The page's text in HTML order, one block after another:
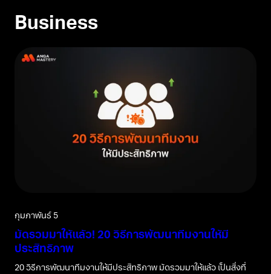
Business
กุมภาพันธ์ 5
มัดรวมมาให้แล้ว! 20 วิธีการพัฒนาทีมงานให้มี
ประสิทธิภาพ
20 วิธีการพัฒนาทีมงานให้มีประสิทธิภาพ มัดรวมมาให้แล้ว เป็นสิ่งที่